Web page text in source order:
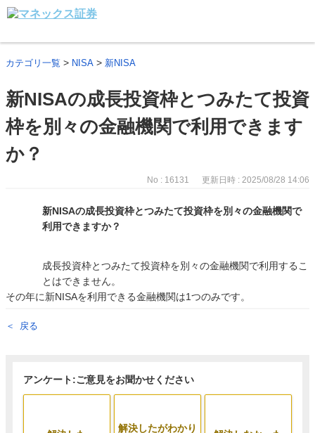
カテゴリ一覧 > NISA > 新NISA
新NISAの成長投資枠とつみたて投資
枠を別々の金融機関で利用できます
か？
No : 16131 更新日時 : 2025/08/28 14:06
新NISAの成長投資枠とつみたて投資枠を別々の金融機関で
利用できますか？
成長投資枠とつみたて投資枠を別々の金融機関で利用するこ
とはできません。
その年に新NISAを利用できる金融機関は1つのみです。
戻る
アンケート:ご意見をお聞かせください
解決したがわかり